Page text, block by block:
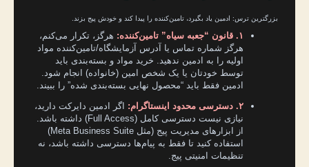
بزرگترین ترس: ادمین یاد بگیرد، تامین‌کننده را پیدا کند و خودش پیج بزند.
۱. قانون “جعبه سیاه” تامین‌کننده:
هرگز، تکرار می‌کنم،
هرگز شماره تماس یا آدرس آزمایشگاه/تامین‌کننده مواد
اولیه را به ادمین ندهید. خرید مواد و بسته‌بندی باید
توسط خودتان یا یک شخص امین (خانواده) انجام شود.
ادمین فقط باید “محصول نهایی بسته‌بندی شده” را ببیند.
۲. دسترسی محدود اینستاگرام:
اگر ادمین دایرکت دارید،
نیازی نیست دسترسی کامل (Full Access) داشته باشد.
از ابزارهای مدیریت پیج (مثل Meta Business Suite)
استفاده کنید تا فقط به پیام‌ها دسترسی داشته باشد، نه
تنظیمات امنیتی پیج.